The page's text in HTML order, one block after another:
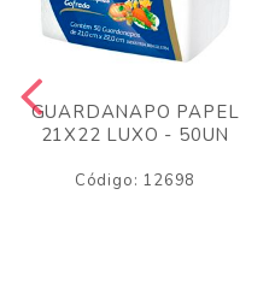
GUARDANAPO PAPEL
21X22 LUXO - 50UN
Código: 12698